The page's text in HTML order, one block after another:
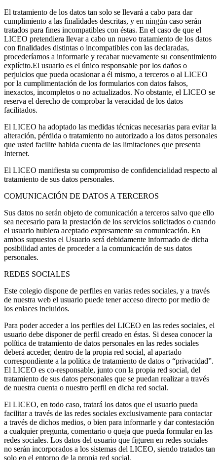
El tratamiento de los datos tan solo se llevará a cabo para dar
cumplimiento a las finalidades descritas, y en ningún caso serán
tratados para fines incompatibles con éstas. En el caso de que el
LICEO pretendiera llevar a cabo un nuevo tratamiento de los datos
con finalidades distintas o incompatibles con las declaradas,
procederíamos a informarle y recabar nuevamente su consentimiento
explícito.El usuario es el único responsable por los daños o
perjuicios que pueda ocasionar a él mismo, a terceros o al LICEO
por la cumplimentación de los formularios con datos falsos,
inexactos, incompletos o no actualizados. No obstante, el LICEO se
reserva el derecho de comprobar la veracidad de los datos
facilitados.
El LICEO ha adoptado las medidas técnicas necesarias para evitar la
alteración, pérdida o tratamiento no autorizado a los datos personales
que usted facilite habida cuenta de las limitaciones que presenta
Internet.
El LICEO manifiesta su compromiso de confidencialidad respecto al
tratamiento de sus datos personales.
COMUNICACIÓN DE DATOS A TERCEROS
Sus datos no serán objeto de comunicación a terceros salvo que ello
sea necesario para la prestación de los servicios solicitados o cuando
el usuario hubiera aceptado expresamente su comunicación. En
ambos supuestos el Usuario será debidamente informado de dicha
posibilidad antes de proceder a la comunicación de sus datos
personales.
REDES SOCIALES
Este colegio dispone de perfiles en varias redes sociales, y a través
de nuestra web el usuario puede tener acceso directo por medio de
los enlaces incluidos.
Para poder acceder a los perfiles del LICEO en las redes sociales, el
usuario debe disponer de perfil creado en éstas. Si desea conocer la
política de tratamiento de datos personales en las redes sociales
deberá acceder, dentro de la propia red social, al apartado
correspondiente a la política de tratamiento de datos o “privacidad”.
El LICEO es co-responsable, junto con la propia red social, del
tratamiento de sus datos personales que se puedan realizar a través
de nuestra cuenta o nuestro perfil en dicha red social.
El LICEO, en todo caso, tratará los datos que el usuario pueda
facilitar a través de las redes sociales exclusivamente para contactar
a través de dichos medios, o bien para informarle y dar contestación
a cualquier pregunta, comentario o queja que pueda formular en las
redes sociales. Los datos del usuario que figuren en redes sociales
no serán incorporados a los sistemas del LICEO, siendo tratados tan
solo en el entorno de la propia red social.